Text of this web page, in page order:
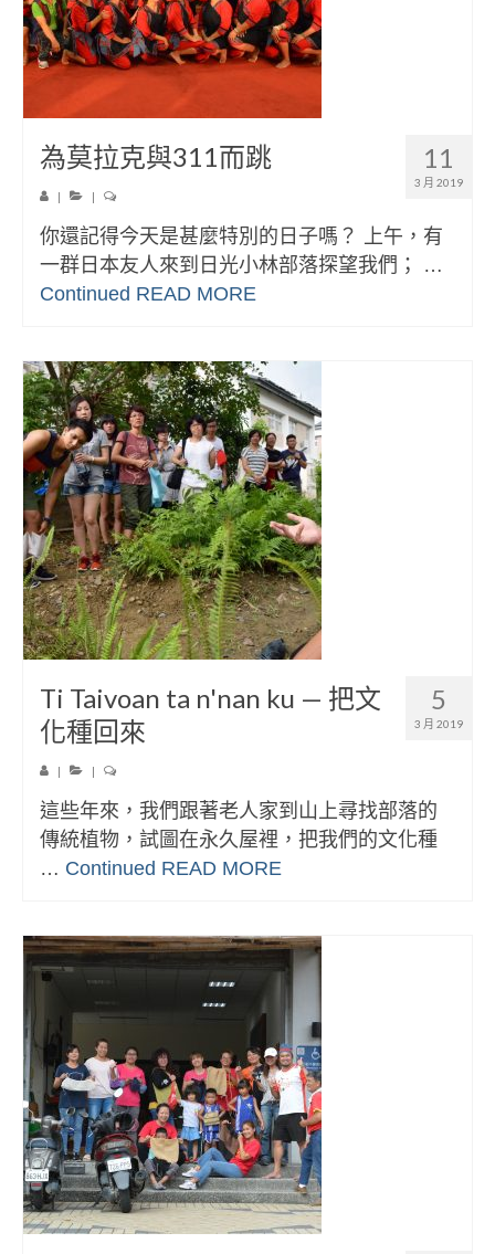
11
3 月 2019
為莫拉克與311而跳
| |
你還記得今天是甚麼特別的日子嗎？ 上午，有
一群日本友人來到日光小林部落探望我們； …
Continued READ MORE
5
3 月 2019
Ti Taivoan ta n'nan ku — 把文
化種回來
| |
這些年來，我們跟著老人家到山上尋找部落的
傳統植物，試圖在永久屋裡，把我們的文化種
… Continued READ MORE